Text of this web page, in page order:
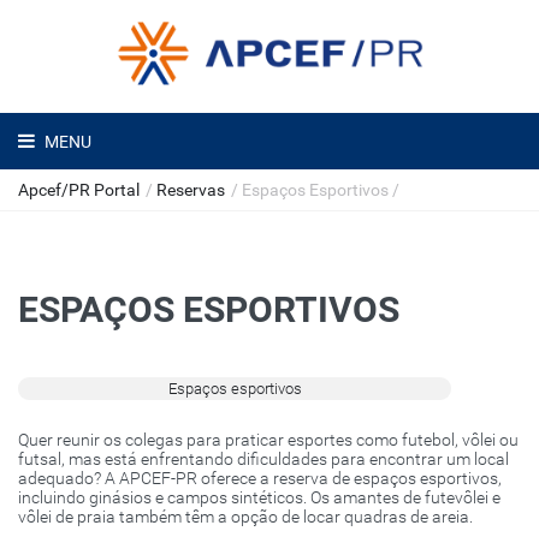
MENU
Apcef/PR Portal / Reservas / Espaços Esportivos /
ESPAÇOS ESPORTIVOS
Espaços esportivos
Quer reunir os colegas para praticar esportes como futebol, vôlei ou
futsal, mas está enfrentando dificuldades para encontrar um local
adequado? A APCEF-PR oferece a reserva de espaços esportivos,
incluindo ginásios e campos sintéticos. Os amantes de futevôlei e
vôlei de praia também têm a opção de locar quadras de areia.